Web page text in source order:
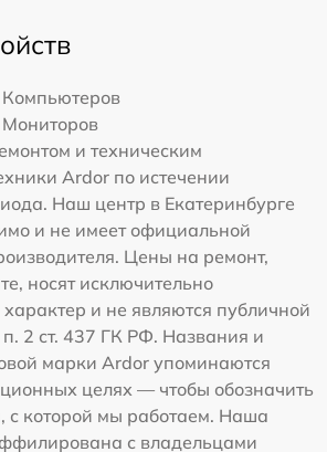
Компьютеров
Мониторов
и техническим
Ardor по истечении
Наш центр в Екатеринбурге
и не имеет официальной
Цены на ремонт,
носят исключительно
и не являются публичной
п. 2 ст. 437 ГК РФ. Названия и
марки Ardor упоминаются
целях — чтобы обозначить
с которой мы работаем. Наша
с владельцами